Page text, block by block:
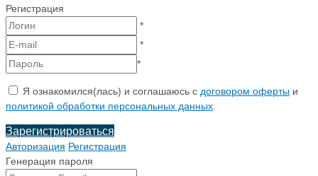
Регистрация
*
*
*
Я ознакомился(лась) и соглашаюсь с договором оферты и
политикой обработки персональных данных
Зарегистрироваться
Авторизация Регистрация
Генерация пароля